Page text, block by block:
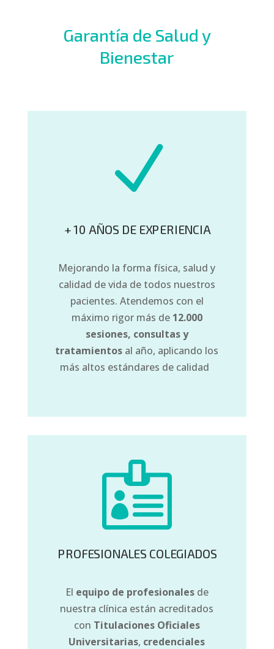
Garantía de Salud y
Bienestar
N
+ 10 AÑOS DE EXPERIENCIA
Mejorando la forma física, salud y
calidad de vida de todos nuestros
pacientes. Atendemos con el
máximo rigor más de 12.000
sesiones, consultas y
tratamientos al año, aplicando los
más altos estándares de calidad

PROFESIONALES COLEGIADOS
El equipo de profesionalesde
nuestra clínica están acreditados
con Titulaciones Oficiales
Universitarias, credenciales